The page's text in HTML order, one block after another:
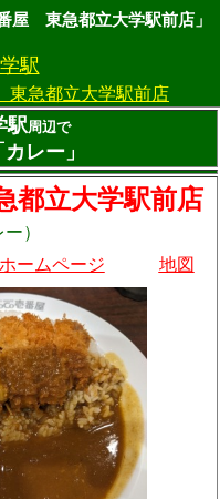
屋 東急都立大学駅前店」
駅
急都立大学駅前店
駅周辺で
カレー」
都立大学駅前店
）
ホームページ 地図